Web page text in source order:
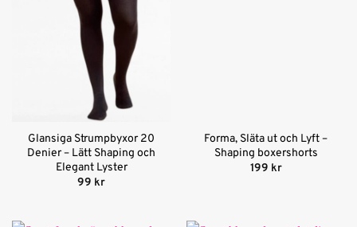
Glansiga Strumpbyxor 20
Denier – Lätt Shaping och
Elegant Lyster
99 kr
Forma, Släta ut och Lyft –
Shaping boxershorts
199 kr